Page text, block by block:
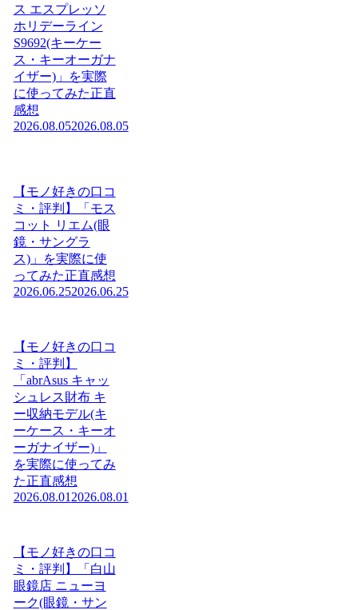
ス エスプレッソ
ホリデーライン
S9692(キーケー
ス・キーオーガナ
イザー)」を実際
に使ってみた正直
感想
2026.08.052026.08.05
【モノ好きの口コ
ミ・評判】「モス
コット リエム(眼
鏡・サングラ
ス)」を実際に使
ってみた正直感想
2026.06.252026.06.25
【モノ好きの口コ
ミ・評判】
「abrAsus キャッ
シュレス財布 キ
ー収納モデル(キ
ーケース・キーオ
ーガナイザー)」
を実際に使ってみ
た正直感想
2026.08.01 2026.08.01
【モノ好きの口コ
ミ・評判】「白山
眼鏡店 ニューヨ
ーク(眼鏡・サン